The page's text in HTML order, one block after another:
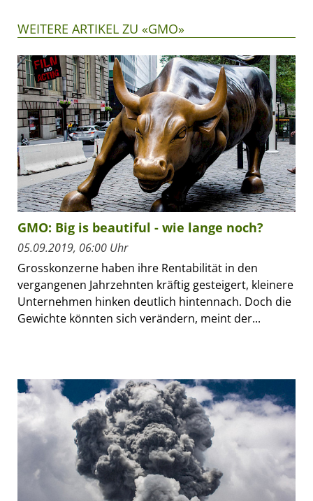
WEITERE ARTIKEL ZU «GMO»
GMO: Big is beautiful - wie lange noch?
05.09.2019, 06:00 Uhr
Grosskonzerne haben ihre Rentabilität in den
vergangenen Jahrzehnten kräftig gesteigert, kleinere
Unternehmen hinken deutlich hintennach. Doch die
Gewichte könnten sich verändern, meint der...